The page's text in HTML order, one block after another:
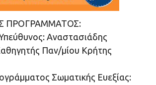
ΠΡΟΓΡΑΜΜΑΤΟΣ:
Αναστασιάδης
Παν/μίου Κρήτης
Σωματικής Ευεξίας: